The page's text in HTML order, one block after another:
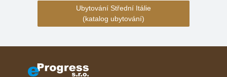
Ubytování Střední Itálie
(katalog ubytování)